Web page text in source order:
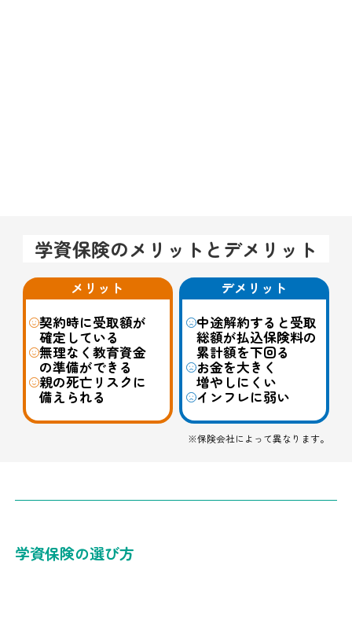
学資保険のメリットとデメリット
メリット
契約時に受取額が
確定している
無理なく教育資金
の準備ができる
親の死亡リスクに
備えられる
デメリット
中途解約すると受取
総額が払込保険料の
累計額を下回る
お金を大きく
増やしにくい
インフレに弱い
※保険会社によって異なります。
学資保険の選び方